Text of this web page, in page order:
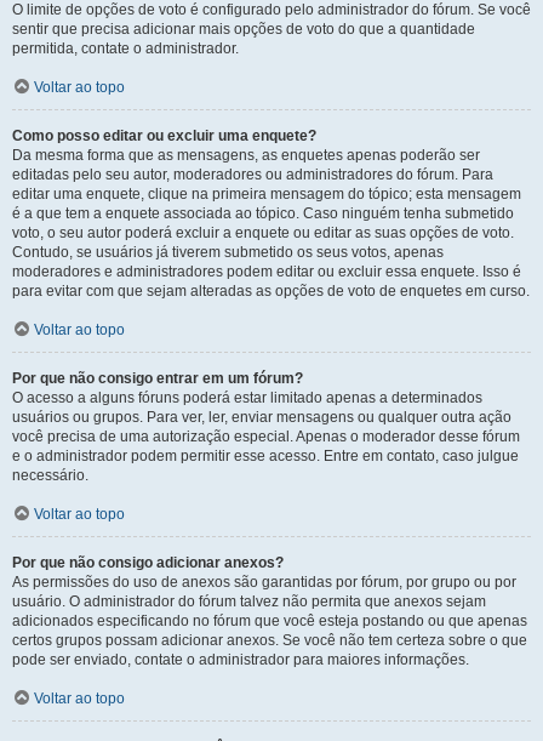
O limite de opções de voto é configurado pelo administrador do fórum. Se você
sentir que precisa adicionar mais opções de voto do que a quantidade
permitida, contate o administrador.
Voltar ao topo
Como posso editar ou excluir uma enquete?
Da mesma forma que as mensagens, as enquetes apenas poderão ser
editadas pelo seu autor, moderadores ou administradores do fórum. Para
editar uma enquete, clique na primeira mensagem do tópico; esta mensagem
é a que tem a enquete associada ao tópico. Caso ninguém tenha submetido
voto, o seu autor poderá excluir a enquete ou editar as suas opções de voto.
Contudo, se usuários já tiverem submetido os seus votos, apenas
moderadores e administradores podem editar ou excluir essa enquete. Isso é
para evitar com que sejam alteradas as opções de voto de enquetes em curso.
Voltar ao topo
Por que não consigo entrar em um fórum?
O acesso a alguns fóruns poderá estar limitado apenas a determinados
usuários ou grupos. Para ver, ler, enviar mensagens ou qualquer outra ação
você precisa de uma autorização especial. Apenas o moderador desse fórum
e o administrador podem permitir esse acesso. Entre em contato, caso julgue
necessário.
Voltar ao topo
Por que não consigo adicionar anexos?
As permissões do uso de anexos são garantidas por fórum, por grupo ou por
usuário. O administrador do fórum talvez não permita que anexos sejam
adicionados especificando no fórum que você esteja postando ou que apenas
certos grupos possam adicionar anexos. Se você não tem certeza sobre o que
pode ser enviado, contate o administrador para maiores informações.
Voltar ao topo